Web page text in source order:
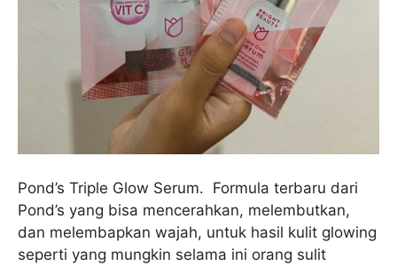
Pond’s Triple Glow Serum. Formula terbaru dari
Pond’s yang bisa mencerahkan, melembutkan,
dan melembapkan wajah, untuk hasil kulit glowing
seperti yang mungkin selama ini orang sulit